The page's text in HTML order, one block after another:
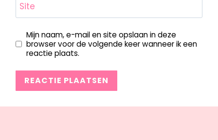
Site
Mijn naam, e-mail en site opslaan in deze
browser voor de volgende keer wanneer ik een
reactie plaats.